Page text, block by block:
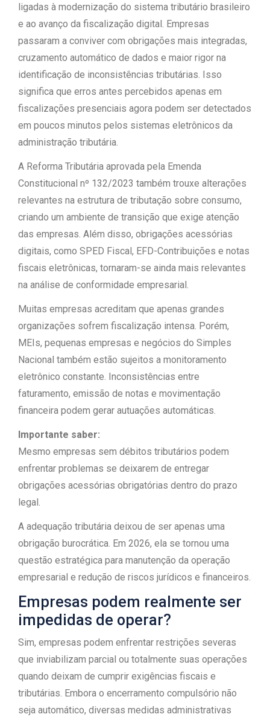
ligadas à modernização do sistema tributário brasileiro
e ao avanço da fiscalização digital. Empresas
passaram a conviver com obrigações mais integradas,
cruzamento automático de dados e maior rigor na
identificação de inconsistências tributárias. Isso
significa que erros antes percebidos apenas em
fiscalizações presenciais agora podem ser detectados
em poucos minutos pelos sistemas eletrônicos da
administração tributária.
A Reforma Tributária aprovada pela Emenda
Constitucional nº 132/2023 também trouxe alterações
relevantes na estrutura de tributação sobre consumo,
criando um ambiente de transição que exige atenção
das empresas. Além disso, obrigações acessórias
digitais, como SPED Fiscal, EFD-Contribuições e notas
fiscais eletrônicas, tornaram-se ainda mais relevantes
na análise de conformidade empresarial.
Muitas empresas acreditam que apenas grandes
organizações sofrem fiscalização intensa. Porém,
MEIs, pequenas empresas e negócios do Simples
Nacional também estão sujeitos a monitoramento
eletrônico constante. Inconsistências entre
faturamento, emissão de notas e movimentação
financeira podem gerar autuações automáticas.
Importante saber:
Mesmo empresas sem débitos tributários podem
enfrentar problemas se deixarem de entregar
obrigações acessórias obrigatórias dentro do prazo
legal.
A adequação tributária deixou de ser apenas uma
obrigação burocrática. Em 2026, ela se tornou uma
questão estratégica para manutenção da operação
empresarial e redução de riscos jurídicos e financeiros.
Empresas podem realmente ser
impedidas de operar?
Sim, empresas podem enfrentar restrições severas
que inviabilizam parcial ou totalmente suas operações
quando deixam de cumprir exigências fiscais e
tributárias. Embora o encerramento compulsório não
seja automático, diversas medidas administrativas